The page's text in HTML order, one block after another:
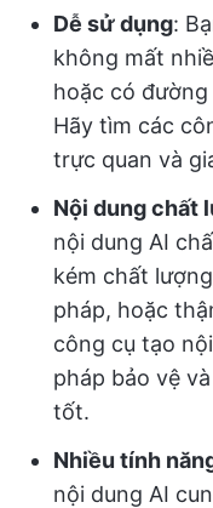
Dễ sử dụng:
không mất
hoặc có
Hãy tìm các
trực quan và
Nội dung chất
nội dung AI
kém chất
pháp, hoặc
công cụ tạo
pháp bảo vệ
tốt.
Nhiều tính
nội dung AI